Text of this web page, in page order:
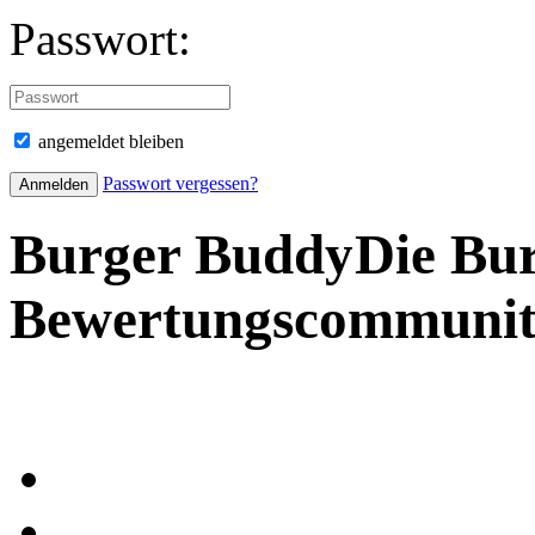
Passwort:
angemeldet bleiben
Passwort vergessen?
Burger BuddyDie